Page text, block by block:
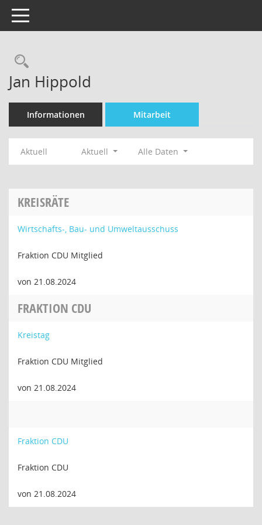
Toggle navigation
Rechercheauswahl
Jan Hippold
Informationen Mitarbeit
Aktuell Aktuell Alle Daten
KREISRÄTE
Wirtschafts-, Bau- und Umweltausschuss
Fraktion CDU Mitglied
von 21.08.2024
FRAKTION CDU
Kreistag
Fraktion CDU Mitglied
von 21.08.2024
Fraktion CDU
Fraktion CDU
von 21.08.2024